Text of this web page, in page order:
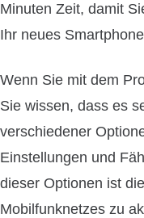
Minuten Zeit, damit
Ihr neues
Wenn Sie mit dem
Sie wissen, dass es
verschiedener
Einstellungen und
dieser Optionen ist
Mobilfunknetzes zu